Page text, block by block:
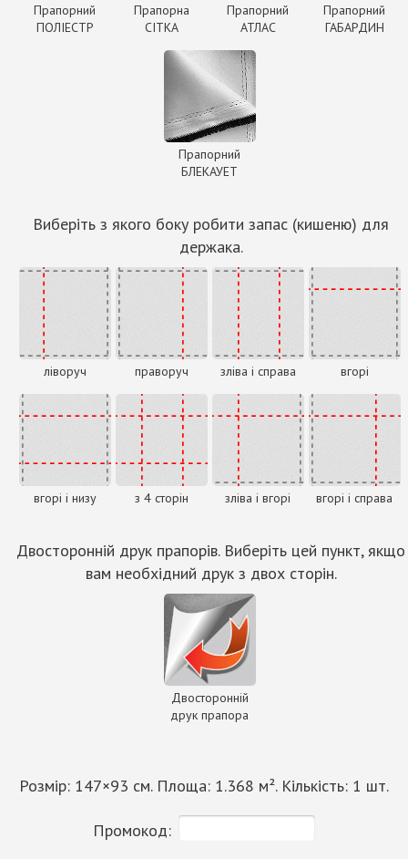
Прапорний
ПОЛІЕСТР
Прапорна
СІТКА
Прапорний
АТЛАС
Прапорний
ГАБАРДИН
Прапорний
БЛЕКАУЕТ
Виберіть з якого боку робити запас (кишеню) для
держака.
ліворуч праворуч зліва і справа вгорі
вгорі і низу з 4 сторін зліва і вгорі вгорі і справа
Двосторонній друк прапорів. Виберіть цей пункт, якщо
вам необхідний друк з двох сторін.
Двосторонній
друк прапора
Розмір: 147×93 см. Площа: 1.368 м². Кількість: 1 шт.
Промокод: